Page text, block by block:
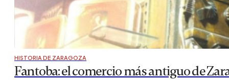
HISTORIA DE ZARAGOZA
Fantoba: el comercio más antiguo de